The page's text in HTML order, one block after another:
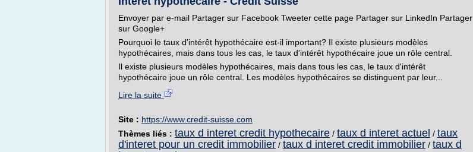
Envoyer par e-mail Partager sur Facebook Tweeter cette page Partager sur LinkedIn Partager
sur Google+
Pourquoi le taux d'intérêt hypothécaire est-il important? Il existe plusieurs modèles
hypothécaires, mais dans tous les cas, le taux d'intérêt hypothécaire joue un rôle central.
Il existe plusieurs modèles hypothécaires, mais dans tous les cas, le taux d'intérêt
hypothécaire joue un rôle central. Les modèles hypothécaires se distinguent par leur...
Lire la suite
Site : https://www.credit-suisse.com
Thèmes liés : taux d interet credit hypothecaire / taux d interet actuel / taux
d'interet pour un credit immobilier / taux d interet credit immobilier / taux d